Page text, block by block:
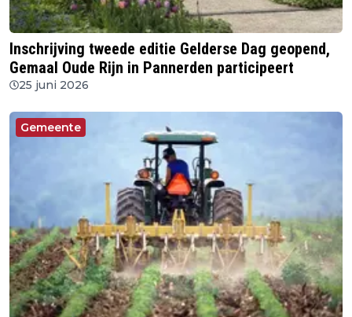
Inschrijving tweede editie Gelderse Dag geopend,
Gemaal Oude Rijn in Pannerden participeert
25 juni 2026
Gemeente